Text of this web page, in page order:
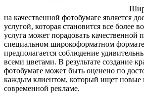
на качественной фотобумаге является
услугой, которая становится все более
услуга может порадовать качественной
специальном широкоформатном
предполагается соблюдение
всеми цветами. В результате создание
фотобумаге может быть оценено по
каждым клиентом, который ищет новые
современной рекламе.